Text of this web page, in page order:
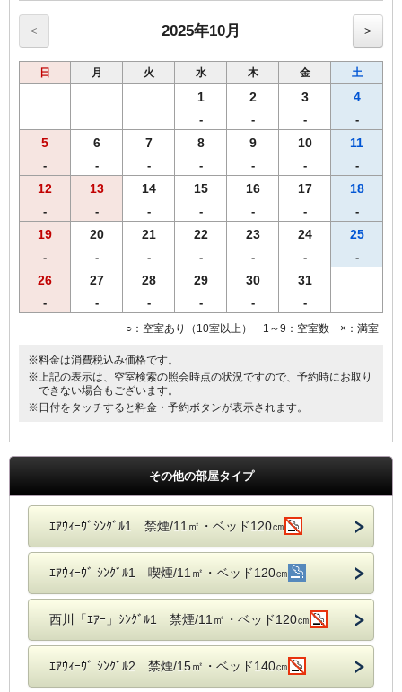
☆セミダブルとはシングル15㎡の2名様利用です
■宿泊税のご案内■
大阪府条例により、ご宿泊料金に応じた宿泊税を別途頂戴いたしま
す。あらかじめご了承くださいませ。
< 2025年10月 >
日 月 火 水 木 金 土
1
-
2
-
3
-
4
-
5
-
6
-
7
-
8
-
9
-
10
-
11
-
12
-
13
-
14
-
15
-
16
-
17
-
18
-
19
-
20
-
21
-
22
-
23
-
24
-
25
-
26
-
27
-
28
-
29
-
30
-
31
-
○：空室あり（10室以上） 1～9：空室数 ×：満室
※料金は消費税込み価格です。
※上記の表示は、空室検索の照会時点の状況ですので、予約時にお取り
できない場合もございます。
※日付をタッチすると料金・予約ボタンが表示されます。
その他の部屋タイプ
ｴｱｳｨｰｳﾞｼﾝｸﾞﾙ1 禁煙/11㎡・ベッド120㎝
ｴｱｳｨｰｳﾞ ｼﾝｸﾞﾙ1 喫煙/11㎡・ベッド120㎝
西川「ｴｱｰ」ｼﾝｸﾞﾙ1 禁煙/11㎡・ベッド120㎝
ｴｱｳｨｰｳﾞ ｼﾝｸﾞﾙ2 禁煙/15㎡・ベッド140㎝